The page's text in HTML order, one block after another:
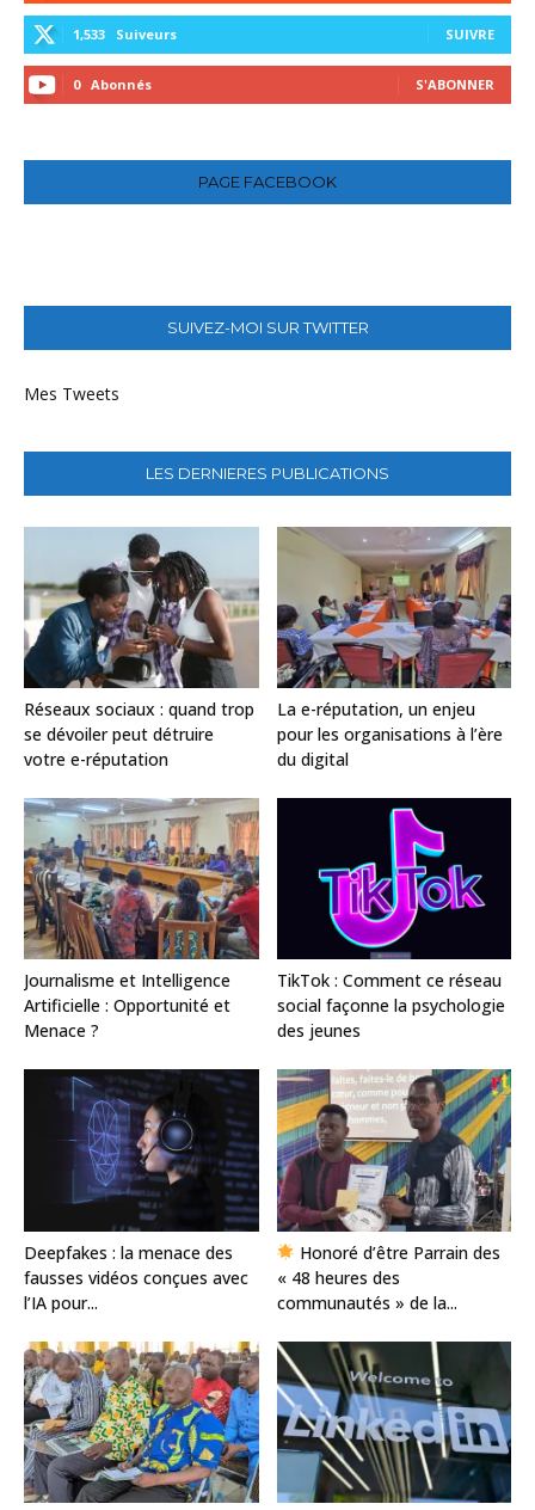
1,533 Suiveurs SUIVRE
0 Abonnés S'ABONNER
PAGE FACEBOOK
SUIVEZ-MOI SUR TWITTER
Mes Tweets
LES DERNIERES PUBLICATIONS
Réseaux sociaux : quand trop
se dévoiler peut détruire
votre e-réputation
La e-réputation, un enjeu
pour les organisations à l’ère
du digital
Journalisme et Intelligence
Artificielle : Opportunité et
Menace ?
TikTok : Comment ce réseau
social façonne la psychologie
des jeunes
Deepfakes : la menace des
fausses vidéos conçues avec
l’IA pour...
Honoré d’être Parrain des
« 48 heures des
communautés » de la...